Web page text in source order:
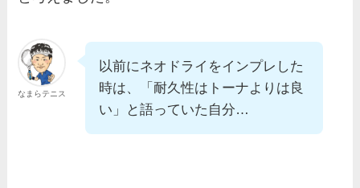
なまらテニス
以前にネオドライをインプレした
時は、「耐久性はトーナよりは良
い」と語っていた自分…